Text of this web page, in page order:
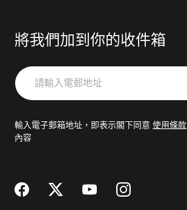
將我們加到你的收件箱
請
輸
郵
輸入電子郵箱地址，即表示閣下同意 使用條款
內容